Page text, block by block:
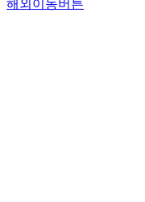
해외이동버튼